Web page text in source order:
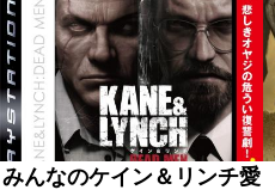
みんなのケイン＆リンチ愛